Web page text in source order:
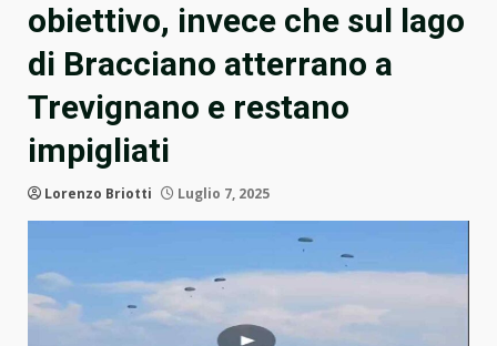
obiettivo, invece che sul lago
di Bracciano atterrano a
Trevignano e restano
impigliati
Lorenzo Briotti Luglio 7, 2025